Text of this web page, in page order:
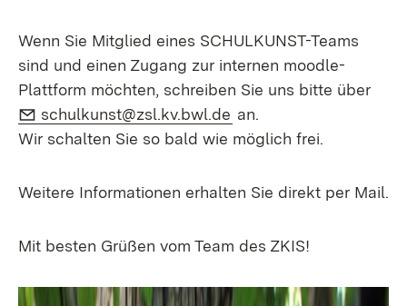
Wenn Sie Mitglied eines SCHULKUNST-Teams
sind und einen Zugang zur internen moodle-
Plattform möchten, schreiben Sie uns bitte über
E-Mail:
schulkunst@zsl.kv.bwl.de (Öffnet in neuem
an.
Wir schalten Sie so bald wie möglich frei.
Weitere Informationen erhalten Sie direkt per Mail.
Mit besten Grüßen vom Team des ZKIS!